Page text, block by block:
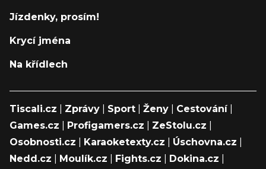
Jízdenky, prosím!
Krycí jména
Na křídlech
Tiscali.cz Zprávy Sport Ženy Cestování|
Games.cz
Profigamers.cz ZeStolu.cz
Osobnosti.cz
Karaoketexty.cz Úschovna.cz
Nedd.cz
Moulík.cz Fights.cz Dokina.cz